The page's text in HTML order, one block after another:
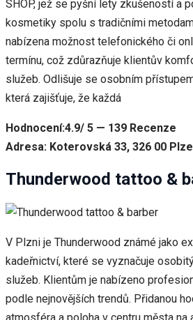
SHOP, jež se pyšní lety zkušeností a
kosmetiky spolu s tradičními
nabízena možnost telefonického či
termínu, což zdůrazňuje klientův
služeb. Odlišuje se osobním
která zajišťuje, že každá
Hodnocení:4.9/ 5 — 139 Recenze
Adresa: Koterovská 33, 326 00
Thunderwood tattoo &
V Plzni je Thunderwood známé jako
kadeřnictví, které se vyznačuje
služeb. Klientům je nabízeno
podle nejnovějších trendů. Přidanou